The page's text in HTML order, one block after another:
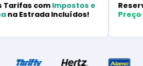
Tarifas comImpostos e
na Estrada Incluídos!
Preço